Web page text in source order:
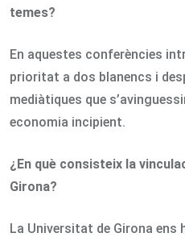
temes?
En aquestes conferències
prioritat a dos blanencs i
mediàtiques que
economia incipient.
¿En què consisteix la
Girona?
La Universitat de Girona